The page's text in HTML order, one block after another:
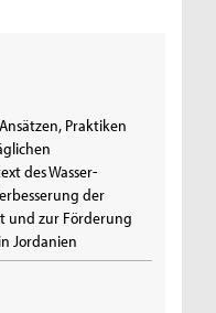
Praktiken
des Wasser-
der
und zur Förderung
Jordanien